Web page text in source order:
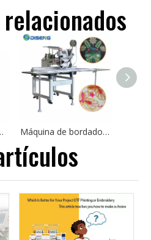
1200*500, bordado multifuncional Máquina de bordado de cabezal automatizada DS-J1201M para fábrica para fábrica